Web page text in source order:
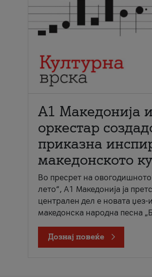
А1 Македонија
оркестар
приказна
македонското
Во пресрет на
лето“, А1 Македонија ја
централен дел е новата џез-
македонска народна песна
Дознај повеќе